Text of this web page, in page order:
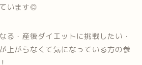
います◎
る・産後ダイエットに挑戦したい・
上がらなくて気になっている方の参